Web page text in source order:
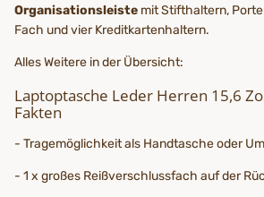
Organisationsleiste mit Stifthaltern,
Fach und vier Kreditkartenhaltern.
Alles Weitere in der Übersicht:
Laptoptasche Leder Herren 15,6
Fakten
- Tragemöglichkeit als Handtasche oder
- 1 x großes Reißverschlussfach auf der